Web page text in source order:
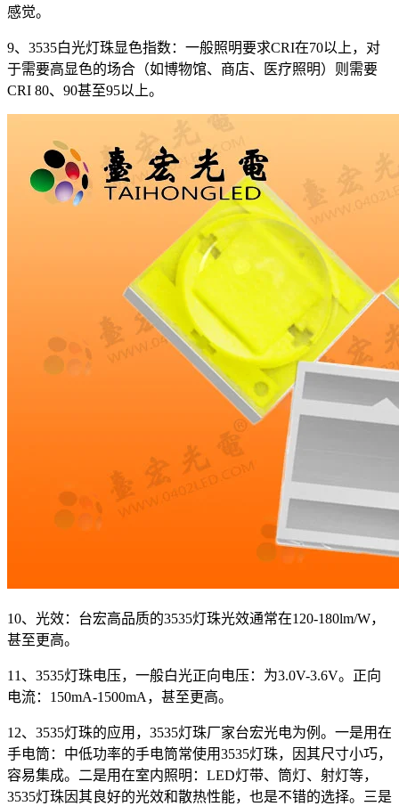
感觉。
9、3535白光灯珠显色指数：一般照明要求CRI在70以上，对
于需要高显色的场合（如博物馆、商店、医疗照明）则需要
CRI 80、90甚至95以上。
10、光效：台宏高品质的3535灯珠光效通常在120-180lm/W，
甚至更高。
11、3535灯珠电压，一般白光正向电压：为3.0V-3.6V。正向
电流：150mA-1500mA，甚至更高。
12、3535灯珠的应用，3535灯珠厂家台宏光电为例。一是用在
手电筒：中低功率的手电筒常使用3535灯珠，因其尺寸小巧，
容易集成。二是用在室内照明：LED灯带、筒灯、射灯等，
3535灯珠因其良好的光效和散热性能，也是不错的选择。三是